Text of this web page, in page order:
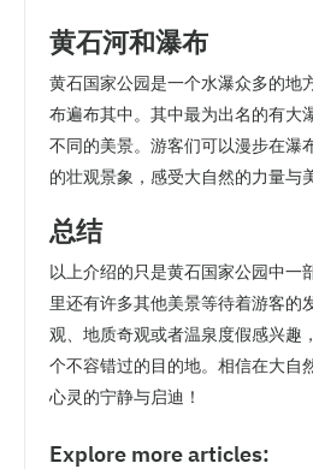
黄石河和瀑布
黄石国家公园是一个水瀑众多的地
布遍布其中。其中最为出名的有大
不同的美景。游客们可以漫步在瀑
的壮观景象，感受大自然的力量与
总结
以上介绍的只是黄石国家公园中一
里还有许多其他美景等待着游客的
观、地质奇观或者温泉度假感兴趣
个不容错过的目的地。相信在大自
心灵的宁静与启迪！
Explore more articles: